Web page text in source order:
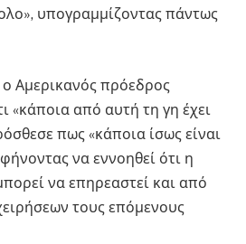
υπογραμμίζοντας πάντως
Αμερικανός πρόεδρος
«κάποια από αυτή τη γη έχει
πως «κάποια ίσως είναι
να εννοηθεί ότι η
να επηρεαστεί και από
τους επόμενους